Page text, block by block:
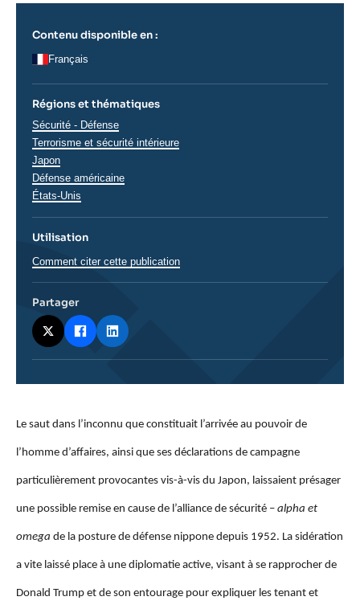
analyses
Le saut dans l’inconnu que constituait l’arrivée au pouvoir de
l’homme d’affaires, ainsi que ses déclarations de campagne
particulièrement provocantes vis-à-vis du Japon, laissaient présager
une possible remise en cause de l’alliance de sécurité – alpha et
omega de la posture de défense nippone depuis 1952. La sidération
a vite laissé place à une diplomatie active, visant à se rapprocher de
Donald Trump et de son entourage pour expliquer les tenant et
Contenu disponible en :
Français
Régions et thématiques
Thématiques
analyses
Sécurité - Défense
Terrorisme et sécurité intérieure
Régions
Japon
Défense américaine
États-Unis
Utilisation
Comment citer cette publication
Partager